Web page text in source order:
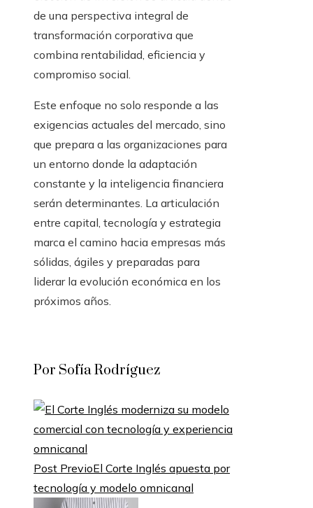
de una perspectiva integral de
transformación corporativa que
combina rentabilidad, eficiencia y
compromiso social.
Este enfoque no solo responde a las
exigencias actuales del mercado, sino
que prepara a las organizaciones para
un entorno donde la adaptación
constante y la inteligencia financiera
serán determinantes. La articulación
entre capital, tecnología y estrategia
marca el camino hacia empresas más
sólidas, ágiles y preparadas para
liderar la evolución económica en los
próximos años.
Por Sofía Rodríguez
Post PrevioEl Corte Inglés apuesta por
tecnología y modelo omnicanal